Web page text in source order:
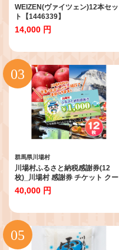
WEIZEN(ヴァイツェン)12本セッ
ト【1446339】
14,000 円
群馬県川場村
川場村ふるさと納税感謝券(12
枚)_川場村 感謝券 チケット クー
ポン 利用券 群馬県 旅行 観光 宿泊
人気 おすすめ 送料無料
40,000 円